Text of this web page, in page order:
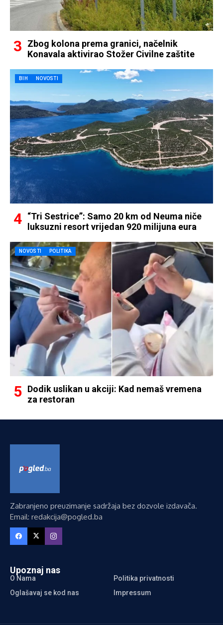
Zbog kolona prema granici, načelnik
Konavala aktivirao Stožer Civilne zaštite
BIH NOVOSTI
“Tri Sestrice”: Samo 20 km od Neuma niče
luksuzni resort vrijedan 920 milijuna eura
NOVOSTI POLITIKA
Dodik uslikan u akciji: Kad nemaš vremena
za restoran
Zabranjeno preuzimanje sadržaja bez dozvole izdavača.
Email: redakcija@pogled.ba
Upoznaj nas
O Nama
Politika privatnosti
Oglašavaj se kod nas
Impressum